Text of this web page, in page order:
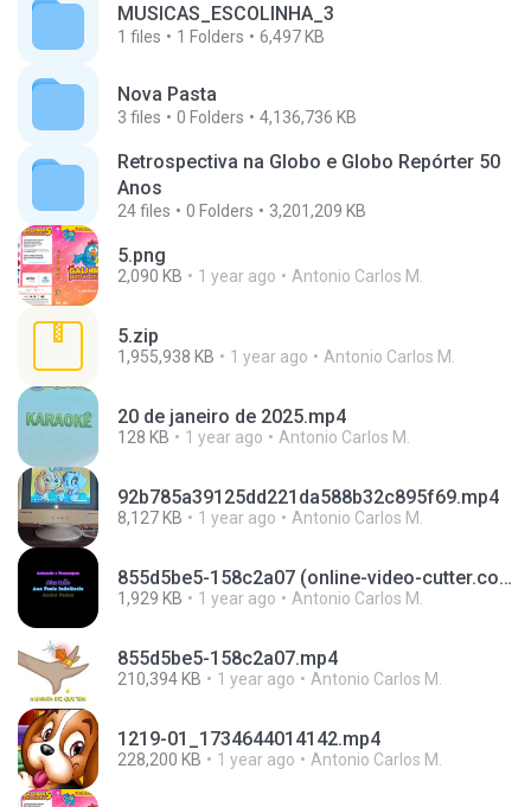
MUSICAS_ESCOLINHA_3
1 files 1 Folders 6,497 KB
Nova Pasta
3 files 0 Folders 4,136,736 KB
Retrospectiva na Globo e Globo Repórter 50
Anos
24files 0 Folders 3,201,209 KB
5.png
2,090 KB 1 year ago Antonio Carlos M.
5.zip
1,955,938 KB 1 year ago Antonio Carlos M.
20 de janeiro de 2025.mp4
128 KB 1 year ago Antonio Carlos M.
92b785a39125dd221da588b32c895f69.mp4
8,127 KB 1 year ago Antonio Carlos M.
855d5be5-158c2a07 (online-video-cutter.com).mp4
1,929 KB 1 year ago Antonio Carlos M.
855d5be5-158c2a07.mp4
210,394 KB 1 year ago Antonio Carlos M.
1219-01_1734644014142.mp4
228,200 KB 1 year ago Antonio Carlos M.